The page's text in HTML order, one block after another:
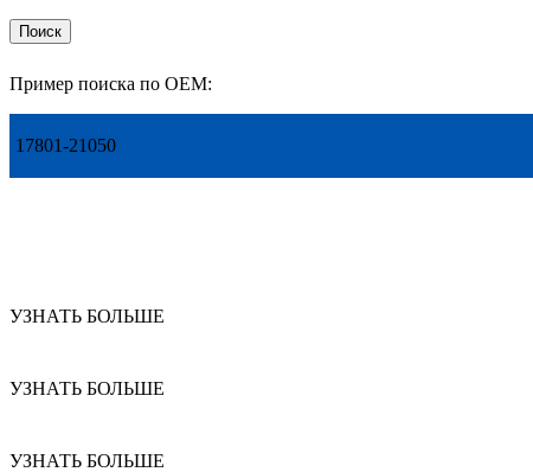
Поиск
Пример поиска по OEM:
17801-21050
УЗНАТЬ БОЛЬШЕ
УЗНАТЬ БОЛЬШЕ
УЗНАТЬ БОЛЬШЕ